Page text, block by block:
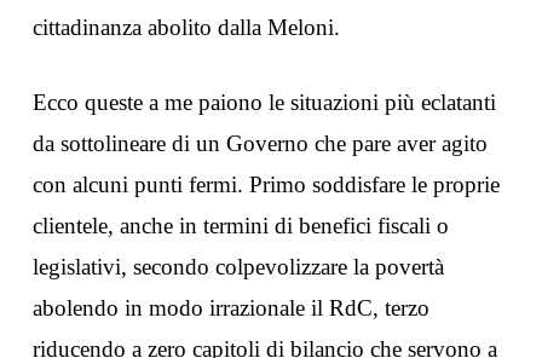
cittadinanza abolito dalla Meloni.
Ecco queste a me paiono le situazioni più eclatanti
da sottolineare di un Governo che pare aver agito
con alcuni punti fermi. Primo soddisfare le proprie
clientele, anche in termini di benefici fiscali o
legislativi, secondo colpevolizzare la povertà
abolendo in modo irrazionale il RdC, terzo
riducendo a zero capitoli di bilancio che servono a